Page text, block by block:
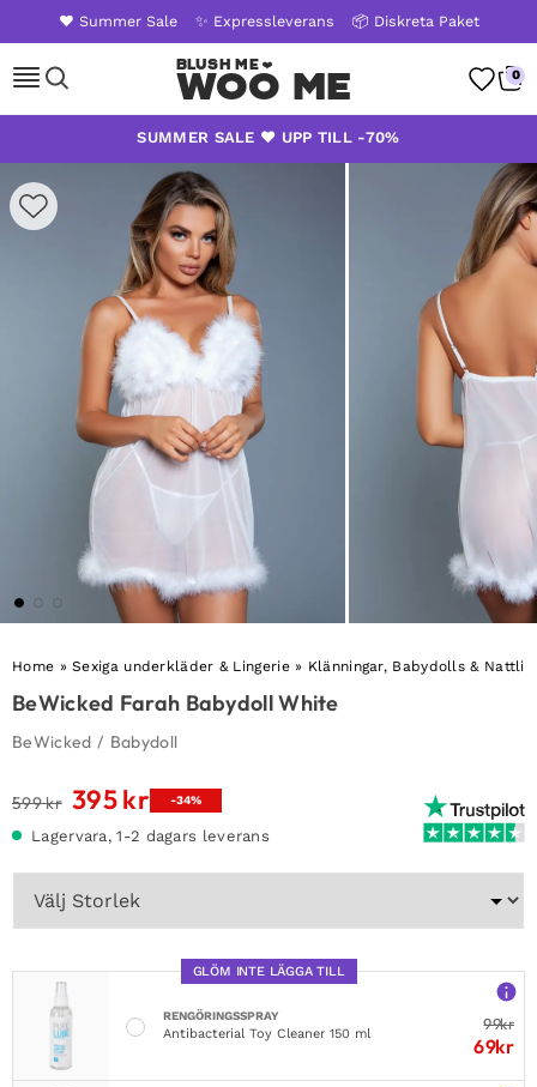
content
❤️ Summer Sale ✨ Expressleverans 📦 Diskreta Paket
Woo Me 0
SUMMER SALE ❤️ UPP TILL -70%
Home »Sexiga underkläder & Lingerie» Klänningar, Babydolls &
BeWicked Farah Babydoll White
BeWicked / Babydoll
599kr Det
var:
599 kr.
395krDet
priset
är:
-34%
Lagervara, 1-2 dagars leverans
GLÖM INTE LÄGGA TILL
RENGÖRINGSSPRAY
Antibacterial Toy Cleaner 150 ml
99kr
69kr